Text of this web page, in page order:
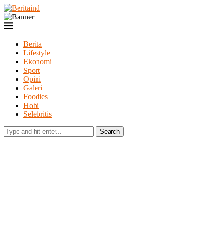
Berita
Lifestyle
Ekonomi
Sport
Opini
Galeri
Foodies
Hobi
Selebritis
Search